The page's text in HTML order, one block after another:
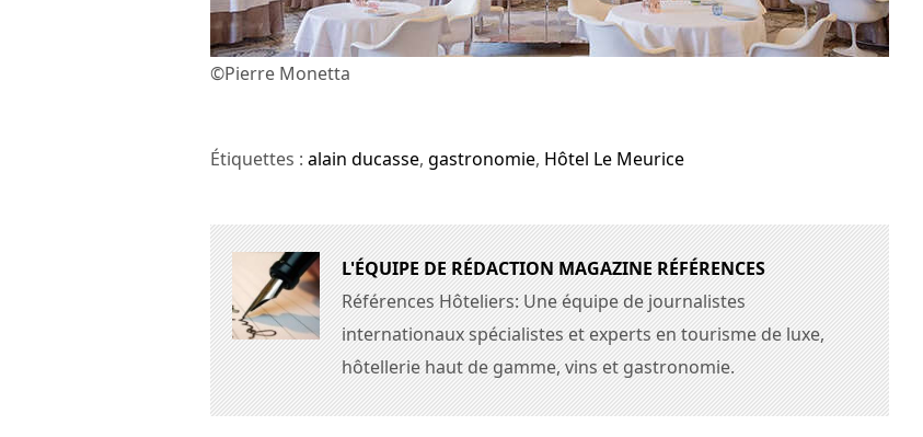
©Pierre Monetta
Étiquettes : alain ducasse, gastronomie, Hôtel Le Meurice
L'ÉQUIPE DE RÉDACTION MAGAZINE RÉFÉRENCES
Références Hôteliers: Une équipe de journalistes
internationaux spécialistes et experts en tourisme de luxe,
hôtellerie haut de gamme, vins et gastronomie.